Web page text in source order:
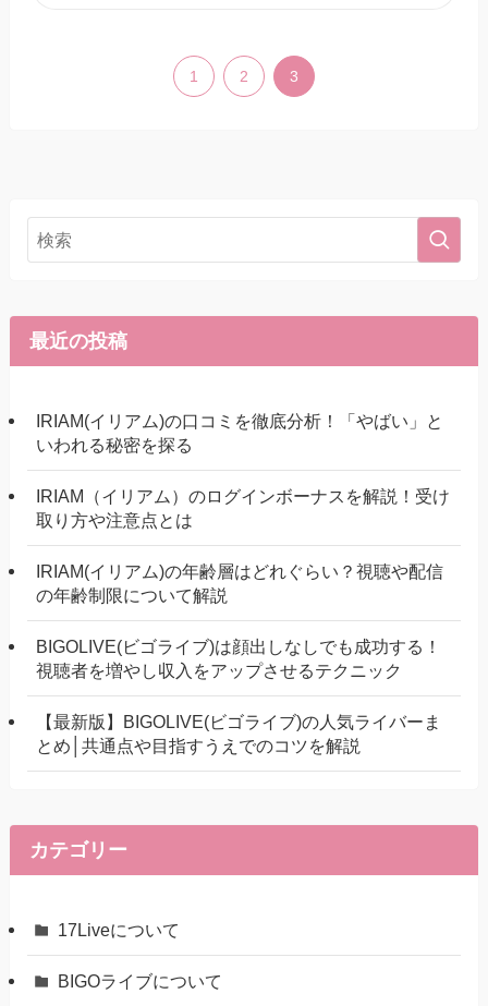
1 2 3
最近の投稿
IRIAM(イリアム)の口コミを徹底分析！「やばい」と
いわれる秘密を探る
IRIAM（イリアム）のログインボーナスを解説！受け
取り方や注意点とは
IRIAM(イリアム)の年齢層はどれぐらい？視聴や配信
の年齢制限について解説
BIGOLIVE(ビゴライブ)は顔出しなしでも成功する！
視聴者を増やし収入をアップさせるテクニック
【最新版】BIGOLIVE(ビゴライブ)の人気ライバーま
とめ│共通点や目指すうえでのコツを解説
カテゴリー
17Liveについて
BIGOライブについて